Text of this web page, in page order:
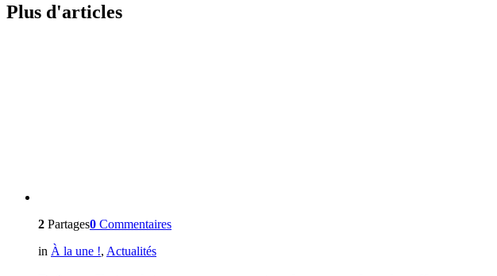
Plus d'articles
2 Partages0 Commentaires
in À la une !, Actualités